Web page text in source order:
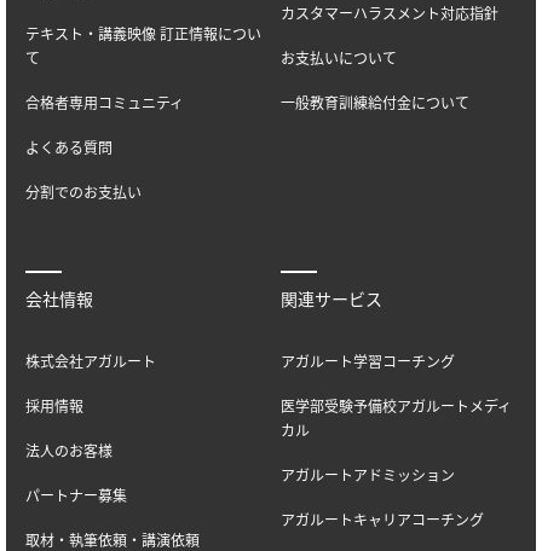
テキスト・講義映像 訂正情報につい
て
合格者専用コミュニティ
よくある質問
分割でのお支払い
カスタマーハラスメント対応指針
お支払いについて
一般教育訓練給付金について
会社情報
株式会社アガルート
採用情報
法人のお客様
パートナー募集
取材・執筆依頼・講演依頼
関連サービス
アガルート学習コーチング
医学部受験予備校アガルートメディ
カル
アガルートアドミッション
アガルートキャリアコーチング